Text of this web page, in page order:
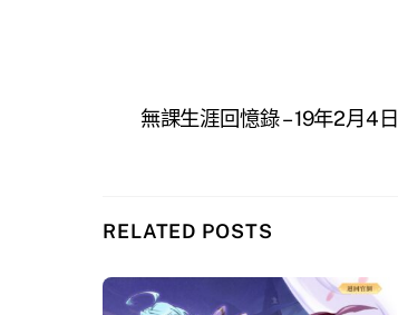
無課生涯回憶錄 – 19年2月4日
RELATED POSTS